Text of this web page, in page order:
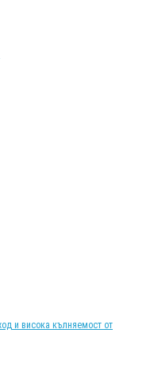
и висока кълняемост от